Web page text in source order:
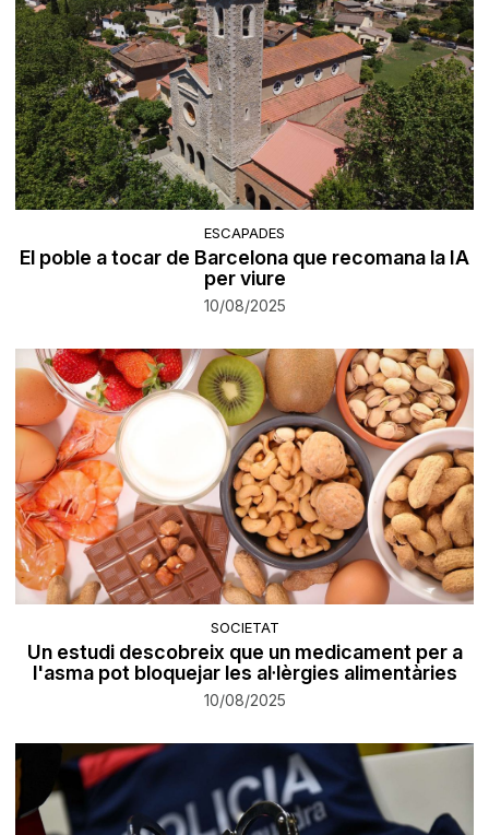
ESCAPADES
El poble a tocar de Barcelona que recomana la IA
per viure
10/08/2025
SOCIETAT
Un estudi descobreix que un medicament per a
l'asma pot bloquejar les al·lèrgies alimentàries
10/08/2025